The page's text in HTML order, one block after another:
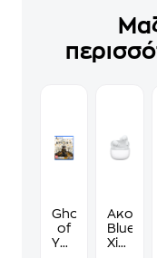
Ghost
of
Yotei
Xiaomi